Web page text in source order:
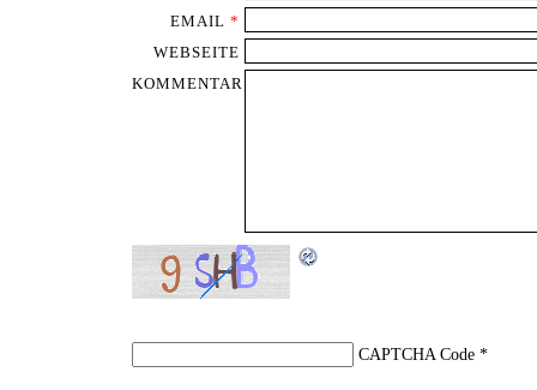
EMAIL *
WEBSEITE
KOMMENTAR
CAPTCHA Code*